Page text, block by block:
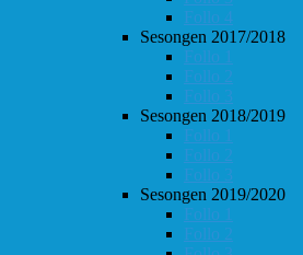
Follo 4
Sesongen 2017/2018
Follo 1
Follo 2
Follo 3
Sesongen 2018/2019
Follo 1
Follo 2
Follo 3
Sesongen 2019/2020
Follo 1
Follo 2